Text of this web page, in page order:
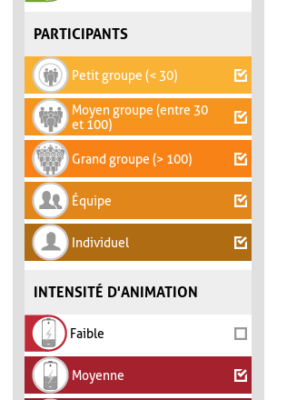
PARTICIPANTS
Petit groupe (< 30)
Moyen groupe (entre 30
et 100)
Grand groupe (> 100)
Équipe
Individuel
INTENSITÉ D'ANIMATION
Faible
Moyenne